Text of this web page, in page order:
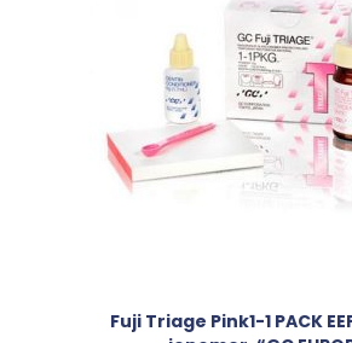
Fuji Triage Pink1-1 PACK